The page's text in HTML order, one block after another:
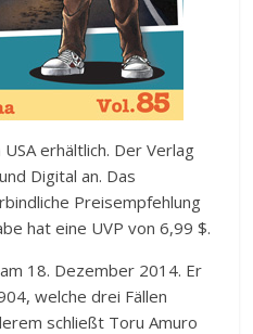
erhältlich. Der Verlag
Digital an. Das
Preisempfehlung
hat eine UVP von 6,99 $.
18. Dezember 2014. Er
welche drei Fällen
schließt Toru Amuro